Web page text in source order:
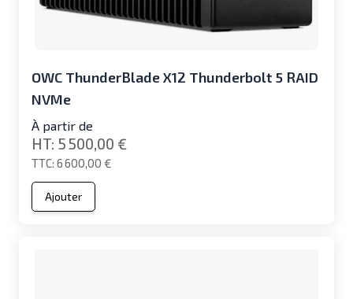
OWC ThunderBlade X12 Thunderbolt 5 RAID
NVMe
À partir de
6 600,00 €
5 500,00 €
Ajouter